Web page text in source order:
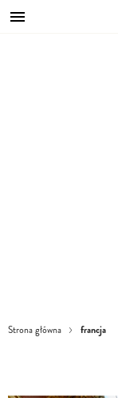
Strona główna francja